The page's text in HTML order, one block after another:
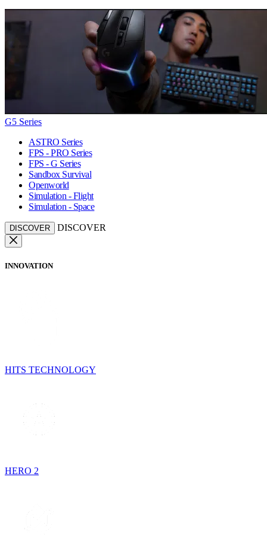
G5 Series
ASTRO Series
FPS - PRO Series
FPS - G Series
Sandbox Survival
Openworld
Simulation - Flight
Simulation - Space
DISCOVER DISCOVER
INNOVATION
HITS TECHNOLOGY
HERO 2